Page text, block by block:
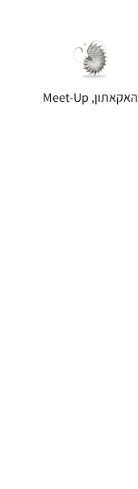
האקאתון, Meet-Up